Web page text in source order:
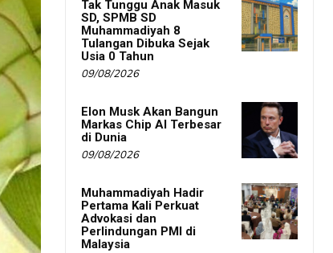
Tak Tunggu Anak Masuk
SD, SPMB SD
Muhammadiyah 8
Tulangan Dibuka Sejak
Usia 0 Tahun
09/08/2026
Elon Musk Akan Bangun
Markas Chip AI Terbesar
di Dunia
09/08/2026
Muhammadiyah Hadir
Pertama Kali Perkuat
Advokasi dan
Perlindungan PMI di
Malaysia